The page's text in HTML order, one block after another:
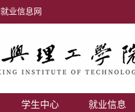
业信息网
学生中心 就业信息